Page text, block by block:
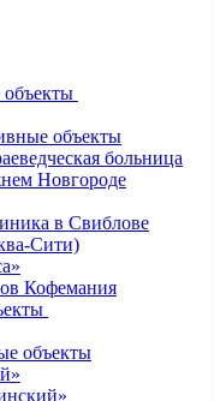
объекты
больница
Новгороде
в Свиблове
Сити)
Кофемания
объекты